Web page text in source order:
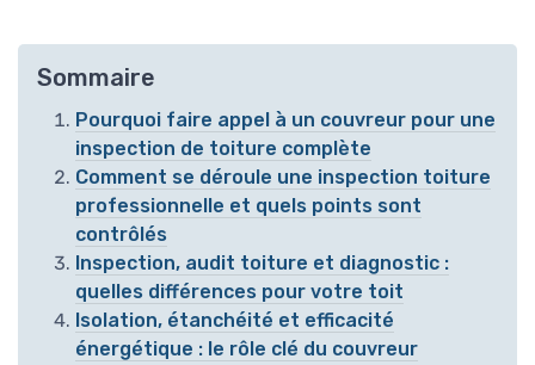
Sommaire
Pourquoi faire appel à un couvreur pour une
inspection de toiture complète
Comment se déroule une inspection toiture
professionnelle et quels points sont
contrôlés
Inspection, audit toiture et diagnostic :
quelles différences pour votre toit
Isolation, étanchéité et efficacité
énergétique : le rôle clé du couvreur